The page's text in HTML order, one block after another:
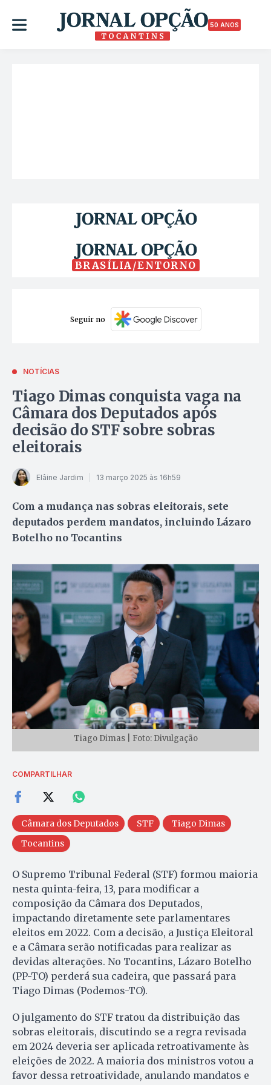
50 ANOS
BRASÍLIA/ENTORNO
Seguir no
NOTÍCIAS
Tiago Dimas conquista vaga na
Câmara dos Deputados após
decisão do STF sobre sobras
eleitorais
Elâine Jardim 13 março 2025 às 16h59
Com a mudança nas sobras eleitorais, sete
deputados perdem mandatos, incluindo Lázaro
Botelho no Tocantins
Tiago Dimas | Foto: Divulgação
COMPARTILHAR
Câmara dos Deputados STF
Tiago Dimas
Tocantins
O Supremo Tribunal Federal (STF) formou maioria
nesta quinta-feira, 13, para modificar a
composição da Câmara dos Deputados,
impactando diretamente sete parlamentares
eleitos em 2022. Com a decisão, a Justiça Eleitoral
e a Câmara serão notificadas para realizar as
devidas alterações. No Tocantins, Lázaro Botelho
(PP-TO) perderá sua cadeira, que passará para
Tiago Dimas (Podemos-TO).
O julgamento do STF tratou da distribuição das
sobras eleitorais, discutindo se a regra revisada
em 2024 deveria ser aplicada retroativamente às
eleições de 2022. A maioria dos ministros votou a
favor dessa retroatividade, anulando mandatos e